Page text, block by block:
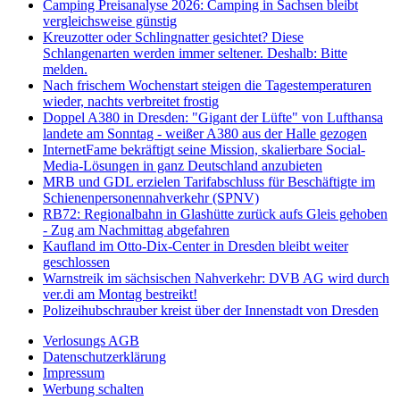
Camping Preisanalyse 2026: Camping in Sachsen bleibt
vergleichsweise günstig
Kreuzotter oder Schlingnatter gesichtet? Diese
Schlangenarten werden immer seltener. Deshalb: Bitte
melden.
Nach frischem Wochenstart steigen die Tagestemperaturen
wieder, nachts verbreitet frostig
Doppel A380 in Dresden: "Gigant der Lüfte" von Lufthansa
landete am Sonntag - weißer A380 aus der Halle gezogen
InternetFame bekräftigt seine Mission, skalierbare Social-
Media-Lösungen in ganz Deutschland anzubieten
MRB und GDL erzielen Tarifabschluss für Beschäftigte im
Schienenpersonennahverkehr (SPNV)
RB72: Regionalbahn in Glashütte zurück aufs Gleis gehoben
- Zug am Nachmittag abgefahren
Kaufland im Otto-Dix-Center in Dresden bleibt weiter
geschlossen
Warnstreik im sächsischen Nahverkehr: DVB AG wird durch
ver.di am Montag bestreikt!
Polizeihubschrauber kreist über der Innenstadt von Dresden
Verlosungs AGB
Datenschutzerklärung
Impressum
Werbung schalten